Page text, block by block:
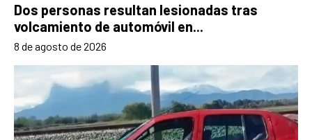
Dos personas resultan lesionadas tras
volcamiento de automóvil en...
8 de agosto de 2026